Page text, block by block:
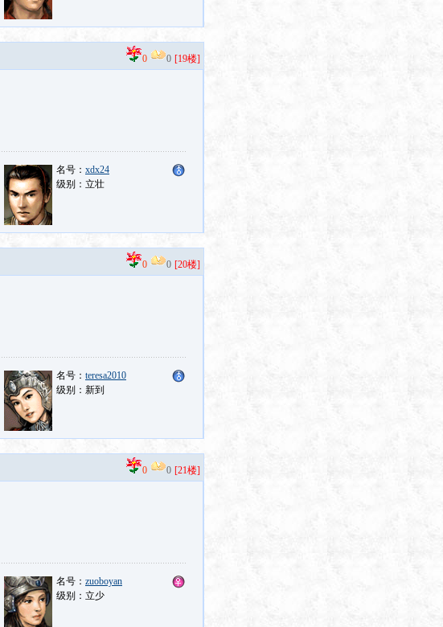
0 0 [19楼]
名号： xdx24
级别：立壮
0 0 [20楼]
名号： teresa2010
级别：新到
0 0 [21楼]
名号： zuoboyan
级别：立少